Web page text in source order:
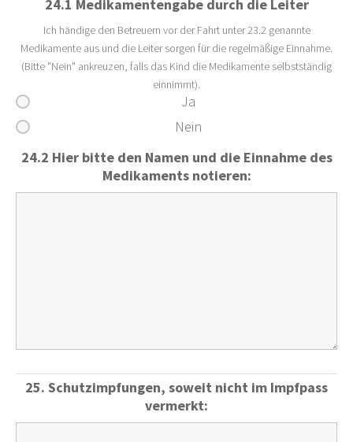
24.1 Medikamentengabe durch die Leiter
Ja
Nein
Ich händige den Betreuern vor der Fahrt unter 23.2 genannte
Medikamente aus und die Leiter sorgen für die regelmäßige Einnahme.
(Bitte "Nein" ankreuzen, falls das Kind die Medikamente selbstständig
einnimmt).
24.2 Hier bitte den Namen und die Einnahme des
Medikaments notieren:
25. Schutzimpfungen, soweit nicht im Impfpass
vermerkt: